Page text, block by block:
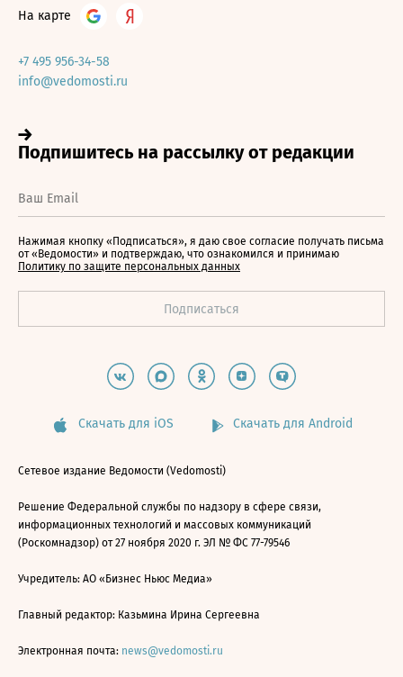
На карте
+7 495 956-34-58
info@vedomosti.ru
Нажимая кнопку «Подписаться», я даю свое согласие получать письма
от «Ведомости» и подтверждаю, что ознакомился и принимаю
Политику по защите персональных данных
Скачать для iOS Скачать для Android
Сетевое издание Ведомости (Vedomosti)
Решение Федеральной службы по надзору в сфере связи,
информационных технологий и массовых коммуникаций
(Роскомнадзор) от 27 ноября 2020 г. ЭЛ № ФС 77-79546
Учредитель: АО «Бизнес Ньюс Медиа»
Главный редактор: Казьмина Ирина Сергеевна
Электронная почта: news@vedomosti.ru